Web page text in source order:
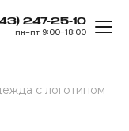
247-25-10
пн–пт 9:00–18:00
с логотипом